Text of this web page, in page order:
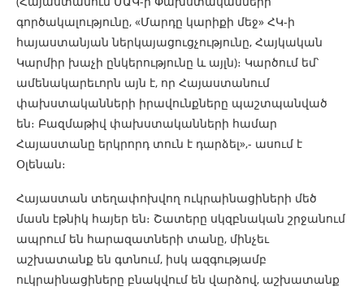
գործակալությունը, «Մարդը կարիքի մեջ» ՀԿ-ի
հայաստանյան ներկայացուցչությունը, Հայկական
Կարմիր խաչի ընկերությունը և այլն)։ Կարծում եմ՝
ամենակարեւորն այն է, որ Հայաստանում
փախստականների իրավունքները պաշտպանված
են։ Բազմաթիվ փախստականների համար
Հայաստանը երկրորդ տուն է դարձել»,- ասում է
Օլենան։
Հայաստան տեղափոխվող ուկրաինացիների մեծ
մասն էթնիկ հայեր են։ Շատերը սկզբնական շրջանում
ապրում են հարազատների տանը, մինչեւ
աշխատանք են գտնում, իսկ ազգությամբ
ուկրաինացիները բնակվում են վարձով, աշխատանք